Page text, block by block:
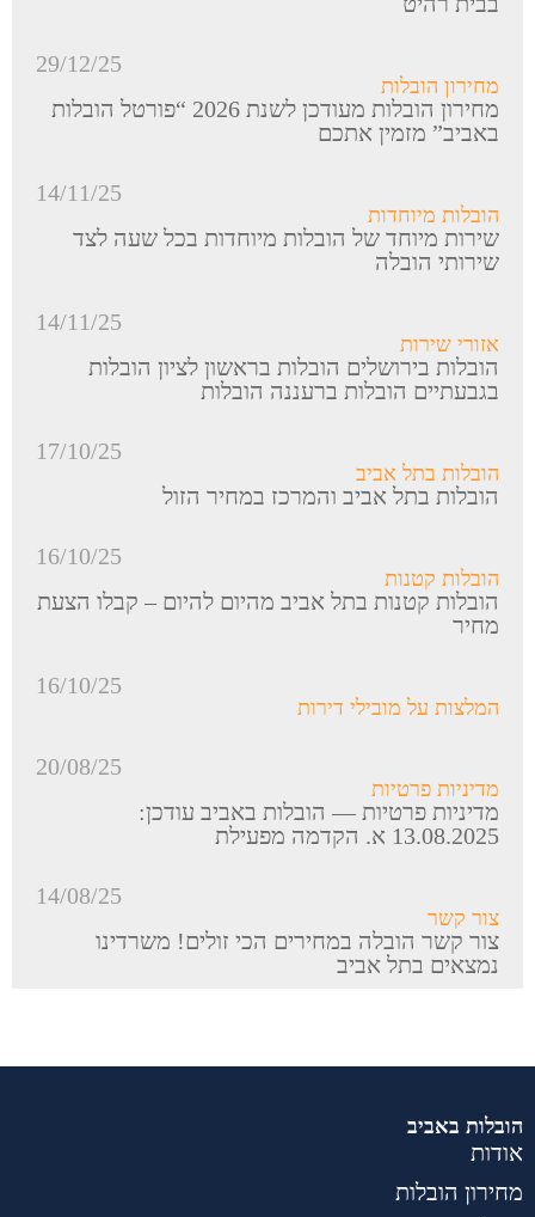
29/12/25
מחירון הובלות
מחירון הובלות מעודכן לשנת 2026 “פורטל הובלות
באביב” מזמין אתכם
14/11/25
הובלות מיוחדות
שירות מיוחד של הובלות מיוחדות בכל שעה לצד
שירותי הובלה
14/11/25
אזורי שירות
הובלות בירושלים הובלות בראשון לציון הובלות
בגבעתיים הובלות ברעננה הובלות
17/10/25
הובלות בתל אביב
הובלות בתל אביב והמרכז במחיר הזול
16/10/25
הובלות קטנות
הובלות קטנות בתל אביב מהיום להיום – קבלו הצעת
מחיר
16/10/25
המלצות על מובילי דירות
20/08/25
מדיניות פרטיות
מדיניות פרטיות — הובלות באביב עודכן:
13.08.2025 א. הקדמה מפעילת
14/08/25
צור קשר
צור קשר הובלה במחירים הכי זולים! משרדינו
נמצאים בתל אביב
הובלות באביב
אודות
מחירון הובלות